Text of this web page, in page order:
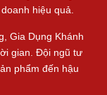
hiệu quả.
Gia Dụng Khánh
gian. Đội ngũ tư
phẩm đến hậu